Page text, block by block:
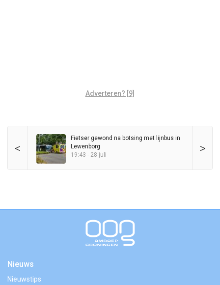
Adverteren? [9]
< >
Fietser gewond na botsing met lijnbus in
Lewenborg
19:43 - 28 juli
Nieuws
Nieuwstips